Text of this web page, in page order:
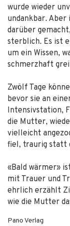
wurde wieder
undankbar.
darüber
sterblich. Es ist
um ein Wissen,
schmerzhaft
Zwölf Tage
bevor sie an
Intensivstation,
die Mutter,
vielleicht
fiel, traurig statt
«Bald wärmer»
mit Trauer und
ehrlich erzählt
wie die Mutter
Pano Verlag